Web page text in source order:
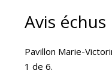
Avis échus
Pavillon Marie-
1 de 6.